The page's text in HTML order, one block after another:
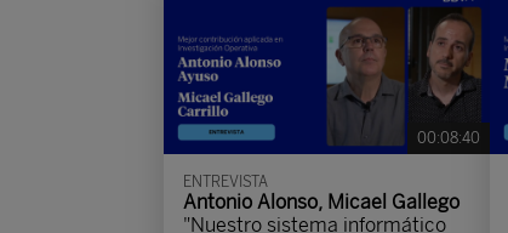
00:08:40
ENTREVISTA
Antonio Alonso, Micael Gallego
"Nuestro sistema informático